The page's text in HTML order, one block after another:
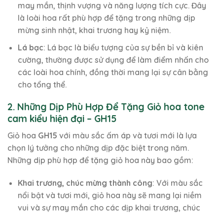
may mắn, thịnh vượng và năng lượng tích cực. Đây
là loài hoa rất phù hợp để tặng trong những dịp
mừng sinh nhật, khai trương hay kỷ niệm.
Lá bạc: Lá bạc là biểu tượng của sự bền bỉ và kiên
cường, thường được sử dụng để làm điểm nhấn cho
các loài hoa chính, đồng thời mang lại sự cân bằng
cho tổng thể.
2. Những Dịp Phù Hợp Để Tặng Giỏ hoa tone
cam kiểu hiện đại – GH15
Giỏ hoa GH15 với màu sắc ấm áp và tươi mới là lựa
chọn lý tưởng cho những dịp đặc biệt trong năm.
Những dịp phù hợp để tặng giỏ hoa này bao gồm:
Khai trương, chúc mừng thành công: Với màu sắc
nổi bật và tươi mới, giỏ hoa này sẽ mang lại niềm
vui và sự may mắn cho các dịp khai trương, chúc